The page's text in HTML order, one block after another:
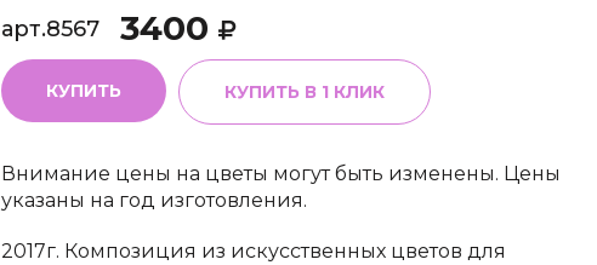
арт.8567 3400
КУПИТЬ КУПИТЬ В 1 КЛИК
Внимание цены на цветы могут быть изменены. Цены
указаны на год изготовления.
2017г. Композиция из искусственных цветов для